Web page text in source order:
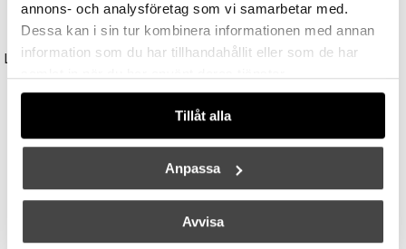
annons- och analysföretag som vi samarbetar med.
Dessa kan i sin tur kombinera informationen med annan
information som du har tillhandahållit eller som de har
Tillåt alla
Anpassa
Avvisa
TALA
Light Engine LED Bulb 3,6W (=33W) 2700K G9 Lightly Frosted
179 kr
UNISON
149 kr